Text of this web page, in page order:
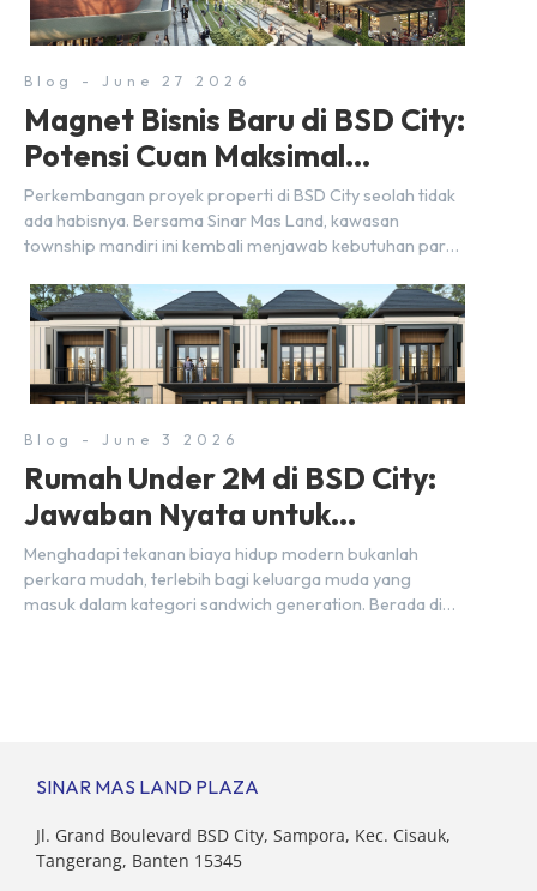
yang sangat mendukung […]
Blog - June 27 2026
Magnet Bisnis Baru di BSD City:
Potensi Cuan Maksimal
Selangkah dari Stasiun
Perkembangan proyek properti di BSD City seolah tidak
ada habisnya. Bersama Sinar Mas Land, kawasan
township mandiri ini kembali menjawab kebutuhan para
lewat kehadiran Wander Alley Walk. Ruko terbaru di BSD
City ini datang dengan keunggulan geografis yang
sangat strategis. Letaknya menempel langsung dengan
dua pusat pergerakan massa […]
Blog - June 3 2026
Rumah Under 2M di BSD City:
Jawaban Nyata untuk
Kebutuhan Generasi Sandwich
Menghadapi tekanan biaya hidup modern bukanlah
perkara mudah, terlebih bagi keluarga muda yang
masuk dalam kategori sandwich generation. Berada di
SINAR MAS LAND PLAZA
Jl. Grand Boulevard BSD City, Sampora, Kec. Cisauk,
Tangerang, Banten 15345